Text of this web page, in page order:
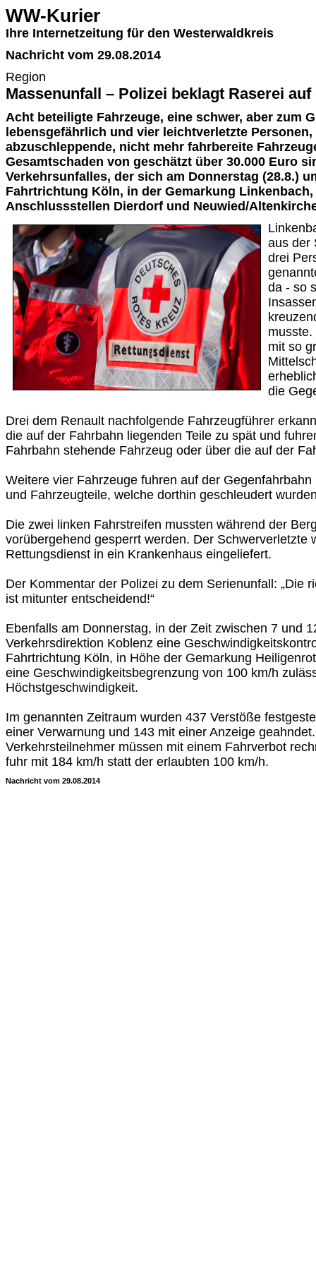
WW-Kurier
Ihre Internetzeitung für den Westerwaldkreis
Nachricht vom 29.08.2014
Region
Massenunfall – Polizei beklagt Raserei auf
Acht beteiligte Fahrzeuge, eine schwer, aber zum
lebensgefährlich und vier leichtverletzte Personen,
abzuschleppende, nicht mehr fahrbereite
Gesamtschaden von geschätzt über 30.000 Euro
Verkehrsunfalles, der sich am Donnerstag (28.8.)
Fahrtrichtung Köln, in der Gemarkung
Anschlussstellen Dierdorf und Neuwied/
aus der
drei
da - so
mit so
die
Drei dem Renault nachfolgende Fahrzeugführer
die auf der Fahrbahn liegenden Teile zu spät und
Fahrbahn stehende Fahrzeug oder über die auf der
Weitere vier Fahrzeuge fuhren auf der
und Fahrzeugteile, welche dorthin geschleudert
Die zwei linken Fahrstreifen mussten während der
vorübergehend gesperrt werden. Der Schwerverletzte
Rettungsdienst in ein Krankenhaus eingeliefert.
Der Kommentar der Polizei zu dem Serienunfall: „Die
ist mitunter entscheidend!“
Ebenfalls am Donnerstag, in der Zeit zwischen 7 und
Verkehrsdirektion Koblenz eine
Fahrtrichtung Köln, in Höhe der Gemarkung
eine Geschwindigkeitsbegrenzung von 100 km/h
Höchstgeschwindigkeit.
Im genannten Zeitraum wurden 437 Verstöße
einer Verwarnung und 143 mit einer Anzeige
Verkehrsteilnehmer müssen mit einem Fahrverbot
fuhr mit 184 km/h statt der erlaubten 100 km/h.
Nachricht vom 29.08.2014